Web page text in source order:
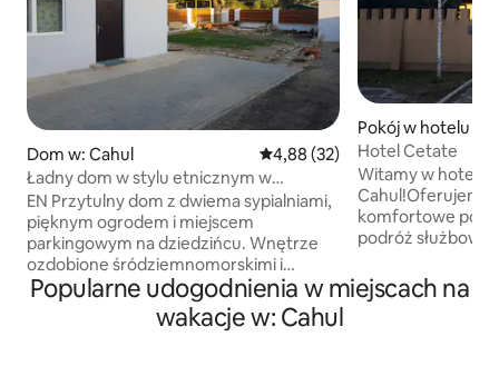
Dom w: Cahul Średnia ocena: 4,88 na 5,
4,88 (32)
Ładny dom w stylu etnicznym w
centrum Cahul
EN Przytulny dom z dwiema sypialniami,
pięknym ogrodem i miejscem
parkingowym na dziedzińcu. Wnętrze
ozdobione śródziemnomorskimi i
południowoamerykańskimi ozdobami.
Dom znajduje się w samym centrum
miasta. EN Przytulny dom z 2 sypialniami
Pokój w hotelu w:
Hotel Cetate
Witamy w hotelu
Cahul!Oferujemy
komfortowe
podróż
łazienkę,
telewizor, co
Popularne udogodnienia w miejscach na
wakacje w: Cahul